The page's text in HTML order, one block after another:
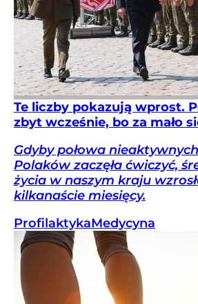
Te liczby pokazują wprost.
zbyt wcześnie, bo za mało
Gdyby połowa
Polaków zaczęła ćwiczyć,
życia w naszym kraju
kilkanaście miesięcy.
ProfilaktykaMedycyna